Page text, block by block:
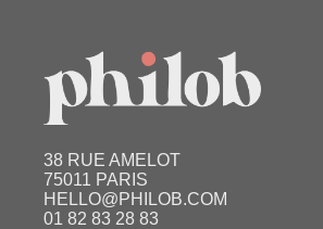
38 RUE AMELOT
75011 PARIS
HELLO@PHILOB.COM
01 82 83 28 83